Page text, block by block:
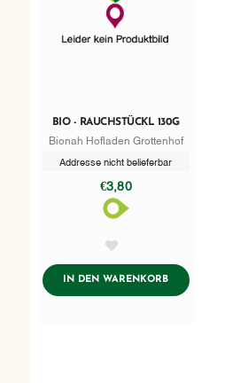
BIO - RAUCHSTÜCKL 130G
Bionah Hofladen Grottenhof
Addresse nicht belieferbar
€3,80
IN DEN WARENKORBADDTOCART